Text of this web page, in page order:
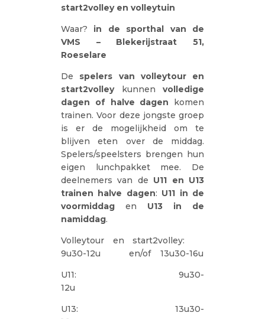
start2volley en volleytuin
Waar? in de sporthal van de
VMS – Blekerijstraat 51,
Roeselare
De spelers van volleytour en
start2volley kunnen volledige
dagen of halve dagen komen
trainen. Voor deze jongste groep
is er de mogelijkheid om te
blijven eten over de middag.
Spelers/speelsters brengen hun
eigen lunchpakket mee. De
deelnemers van de U11 en U13
trainen halve dagen: U11 in de
voormiddagen U13 in de
namiddag.
Volleytour en start2volley:
9u30-12u en/of 13u30-16u
U11: 9u30-
12u
U13: 13u30-